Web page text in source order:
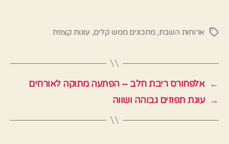
תגיותארוחות השבת,מתכונים ממש קלים, עוגות קצפת
← אלפחורס ריבת חלב – הפתעה מתוקה לאורחים
→ עוגת תפוזים גבוהה ושווה